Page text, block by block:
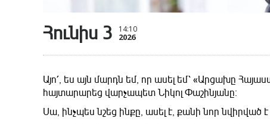
Հունիս 3 14:10
2026
Այո՛, ես այն մարդն եմ, որ ասել եմ՝ «Արցախը
հայտարարեց վարչապետ Նիկոլ Փաշինյանը։
Սա, ինչպես նշեց ինքը, ասել է, քանի նոր նվիրված